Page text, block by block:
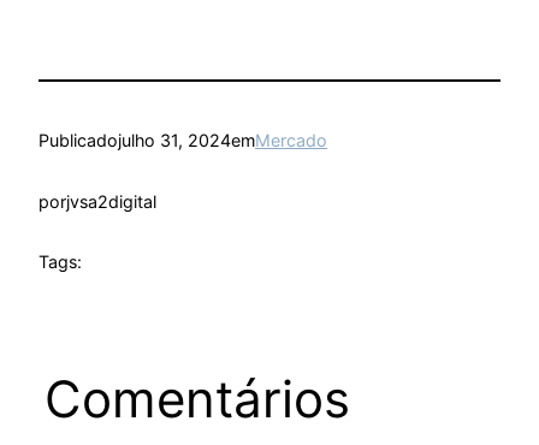
Publicadojulho 31, 2024emMercado
porjvsa2digital
Tags:
Comentários